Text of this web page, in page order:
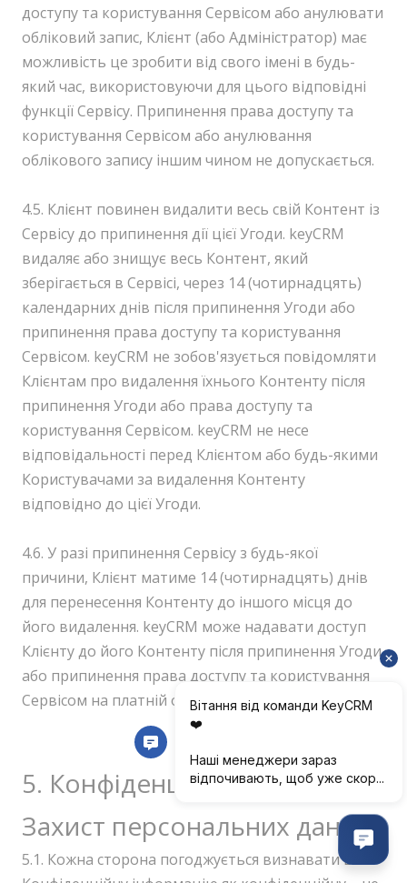
доступу та користування Сервісом або анулювати
обліковий запис, Клієнт (або Адміністратор) має
можливість це зробити від свого імені в будь-
який час, використовуючи для цього відповідні
функції Сервісу. Припинення права доступу та
користування Сервісом або анулювання
облікового запису іншим чином не допускається.
4.5. Клієнт повинен видалити весь свій Контент із
Сервісу до припинення дії цієї Угоди. keyCRM
видаляє або знищує весь Контент, який
зберігається в Сервісі, через 14 (чотирнадцять)
календарних днів після припинення Угоди або
припинення права доступу та користування
Сервісом. keyCRM не зобов'язується повідомляти
Клієнтам про видалення їхнього Контенту після
припинення Угоди або права доступу та
користування Сервісом. keyCRM не несе
відповідальності перед Клієнтом або будь-якими
Користувачами за видалення Контенту
відповідно до цієї Угоди.
4.6. У разі припинення Сервісу з будь-якої
причини, Клієнт матиме 14 (чотирнадцять) днів
для перенесення Контенту до іншого місця до
його видалення. keyCRM може надавати доступ
Клієнту до його Контенту після припинення Угоди
або припинення права доступу та користування
Сервісом на платній основі.
5. Конфіденційна інформація.
Захист персональних даних
5.1. Кожна сторона погоджується визнавати всю